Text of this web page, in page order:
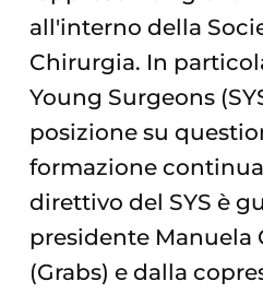
all'interno della
Chirurgia. In
Young Surgeons
posizione su
formazione
direttivo del SYS è
presidente Manuela
(Grabs) e dalla